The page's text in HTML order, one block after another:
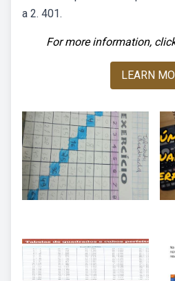
a 2. 401.
For more information,
LEARN